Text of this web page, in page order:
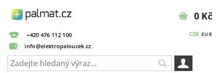
+420 476 112 100
info@elektropaloucek.cz
CZK EUR
0 Kč